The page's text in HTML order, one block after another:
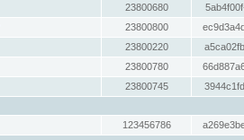
23800680
23800800
23800220
23800780
23800745
123456786